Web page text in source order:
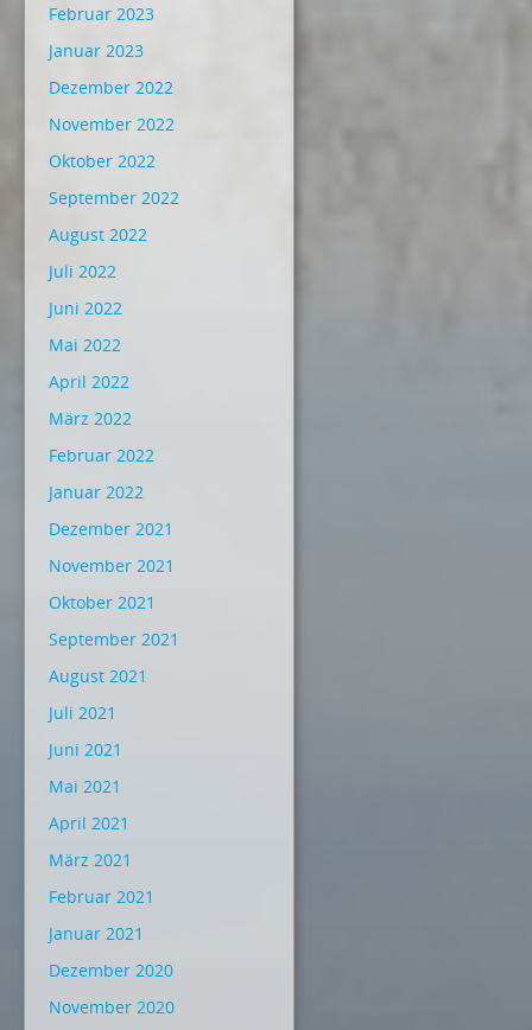
Februar 2023
Januar 2023
Dezember 2022
November 2022
Oktober 2022
September 2022
August 2022
Juli 2022
Juni 2022
Mai 2022
April 2022
März 2022
Februar 2022
Januar 2022
Dezember 2021
November 2021
Oktober 2021
September 2021
August 2021
Juli 2021
Juni 2021
Mai 2021
April 2021
März 2021
Februar 2021
Januar 2021
Dezember 2020
November 2020